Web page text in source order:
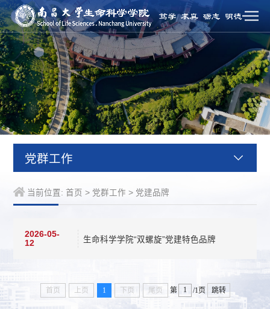
党群工作
当前位置: 首页 > 党群工作 > 党建品牌
2026-05-
12
生命科学学院“双螺旋”党建特色品牌
首页 上页 1 下页 尾页 第 /1页 跳转